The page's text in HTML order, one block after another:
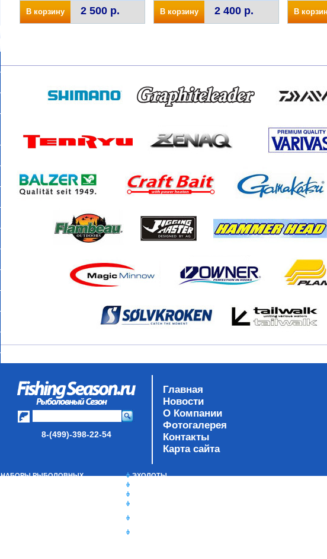
В корзину 2 500 р. В корзину 2 400 р. В
8-(499)-398-22-54
Главная
Новости
О Компании
Фотогалерея
Контакты
Карта сайта
НАБОРЫ РЫБОЛОВНЫХ
ЭХОЛОТЫ